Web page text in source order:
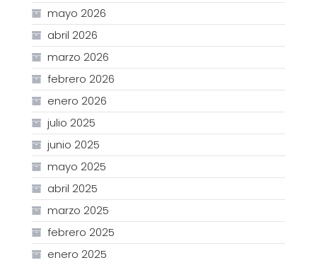
mayo 2026
abril 2026
marzo 2026
febrero 2026
enero 2026
julio 2025
junio 2025
mayo 2025
abril 2025
marzo 2025
febrero 2025
enero 2025